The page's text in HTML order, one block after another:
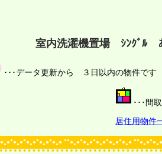
室内洗濯機置場 ｼﾝｸﾞﾙ
･･･データ更新から ３日以内の物件で
･･･間
居住用物件
●● ●● ●● ●● ●● ●● ●● ●● ●● ● ●● ●● ●● ●● ●● ●● ●● ●● ●● ●● ● ●● ●● ●● ●● ●